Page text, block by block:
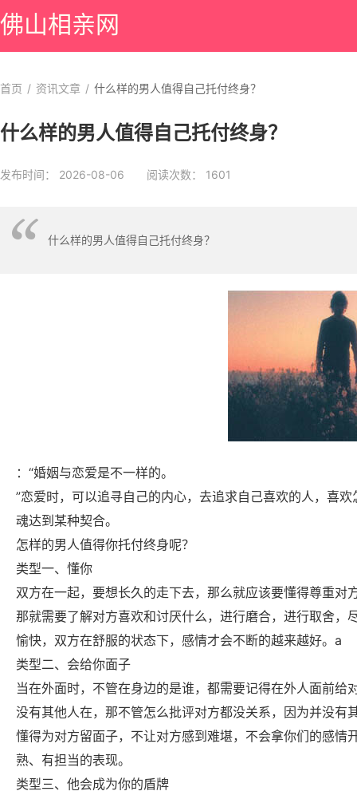
佛山相亲网
首页 / 资讯文章 / 什么样的男人值得自己托付终身？
什么样的男人值得自己托付终身？
发布时间： 2026-08-06 阅读次数： 1601
什么样的男人值得自己托付终身？
：“婚姻与恋爱是不一样的。
”恋爱时，可以追寻自己的内心，去追求自己喜欢的人，喜
魂达到某种契合。
怎样的男人值得你托付终身呢？
类型一、懂你
双方在一起，要想长久的走下去，那么就应该要懂得尊重
那就需要了解对方喜欢和讨厌什么，进行磨合，进行取舍
愉快，双方在舒服的状态下，感情才会不断的越来越好。a
类型二、会给你面子
当在外面时，不管在身边的是谁，都需要记得在外人面前
没有其他人在，那不管怎么批评对方都没关系，因为并没
懂得为对方留面子，不让对方感到难堪，不会拿你们的感
熟、有担当的表现。
类型三、他会成为你的盾牌